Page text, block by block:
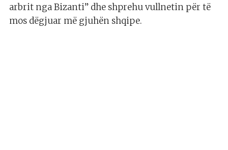
arbrit nga Bizanti” dhe shprehu vullnetin për të
mos dëgjuar më gjuhën shqipe.